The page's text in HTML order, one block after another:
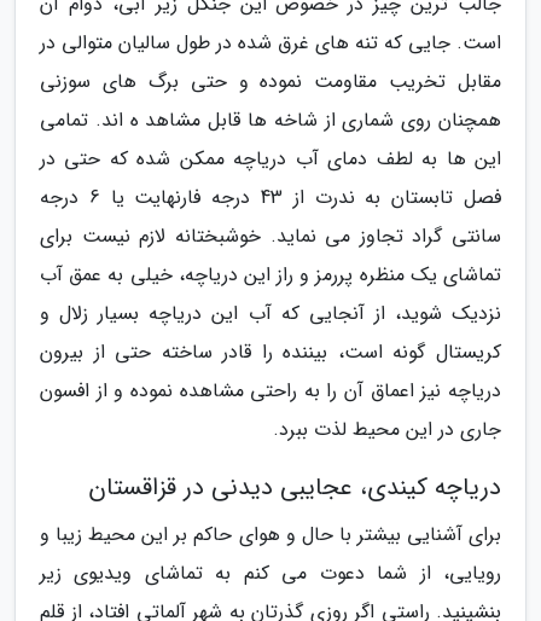
است. جایی که تنه های غرق شده در طول سالیان متوالی در
مقابل تخریب مقاومت نموده و حتی برگ های سوزنی
همچنان روی شماری از شاخه ها قابل مشاهد ه اند. تمامی
این ها به لطف دمای آب دریاچه ممکن شده که حتی در
فصل تابستان به ندرت از 43 درجه فارنهایت یا 6 درجه
سانتی گراد تجاوز می نماید. خوشبختانه لازم نیست برای
تماشای یک منظره پررمز و راز این دریاچه، خیلی به عمق آب
نزدیک شوید، از آنجایی که آب این دریاچه بسیار زلال و
کریستال گونه است، بیننده را قادر ساخته حتی از بیرون
دریاچه نیز اعماق آن را به راحتی مشاهده نموده و از افسون
جاری در این محیط لذت ببرد.
دریاچه کیندی، عجایبی دیدنی در قزاقستان
برای آشنایی بیشتر با حال و هوای حاکم بر این محیط زیبا و
رویایی، از شما دعوت می کنم به تماشای ویدیوی زیر
بنشینید. راستی اگر روزی گذرتان به شهر آلماتی افتاد، از قلم